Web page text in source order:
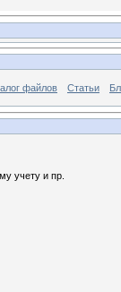
файлов Статьи
учету и пр.